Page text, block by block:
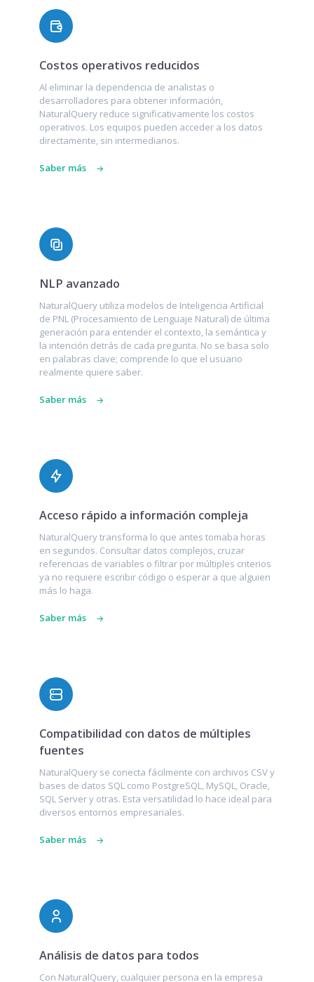
Costos operativos reducidos
Al eliminar la dependencia de analistas o
desarrolladores para obtener información,
NaturalQuery reduce significativamente los costos
operativos. Los equipos pueden acceder a los datos
directamente, sin intermediarios.
Saber más
NLP avanzado
NaturalQuery utiliza modelos de Inteligencia Artificial
de PNL (Procesamiento de Lenguaje Natural) de última
generación para entender el contexto, la semántica y
la intención detrás de cada pregunta. No se basa solo
en palabras clave; comprende lo que el usuario
realmente quiere saber.
Saber más
Acceso rápido a información compleja
NaturalQuery transforma lo que antes tomaba horas
en segundos. Consultar datos complejos, cruzar
referencias de variables o filtrar por múltiples criterios
ya no requiere escribir código o esperar a que alguien
más lo haga.
Saber más
Compatibilidad con datos de múltiples
fuentes
NaturalQuery se conecta fácilmente con archivos CSV y
bases de datos SQL como PostgreSQL, MySQL, Oracle,
SQL Server y otras. Esta versatilidad lo hace ideal para
diversos entornos empresariales.
Saber más
Análisis de datos para todos
Con NaturalQuery, cualquier persona en la empresa